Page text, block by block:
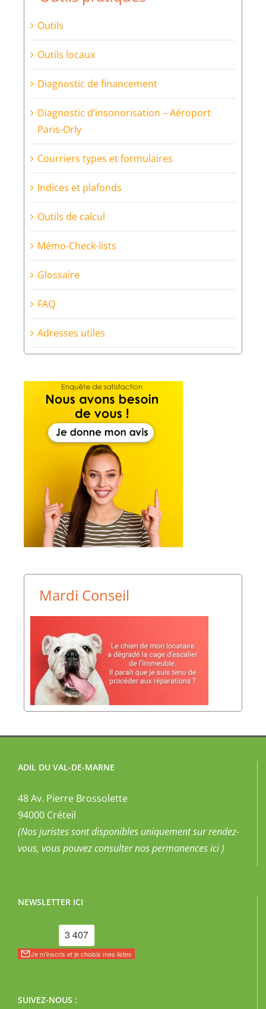
Outils pratiques
Outils
Outils locaux
Diagnostic de financement
Diagnostic d’insonorisation – Aéroport
Paris-Orly
Courriers types et formulaires
Indices et plafonds
Outils de calcul
Mémo-Check-lists
Glossaire
FAQ
Adresses utiles
Mardi Conseil
48 Av. Pierre Brossolette
94000 Créteil
(Nos juristes sont disponibles uniquement sur rendez-
NEWSLETTER ICI